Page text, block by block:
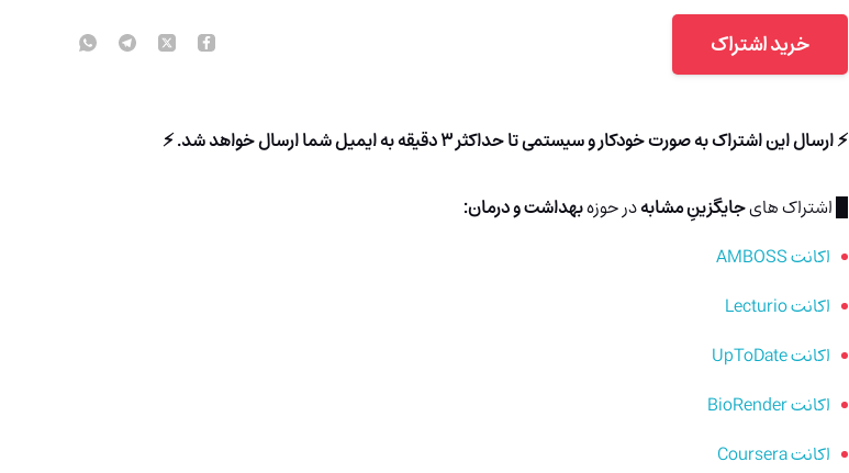
خرید اشتراک
⚡ ارسال این اشتراک به صورت خودکار و سیستمی تا حداکثر 3 دقیقه به ایمیل شما ارسال خواهد شد. ⚡
█ اشتراک هایجایگزینِ مشابهدر حوزهبهداشت و درمان:
اکانت AMBOSS
اکانت Lecturio
اکانت UpToDate
اکانت BioRender
اکانت Coursera